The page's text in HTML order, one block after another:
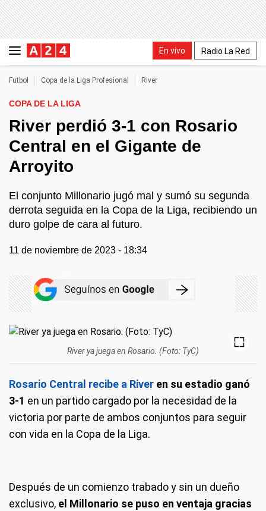
En vivo Radio La Red
Futbol Copa de la Liga Profesional River
COPA DE LA LIGA
River perdió 3-1 con Rosario
Central en el Gigante de
Arroyito
El conjunto Millonario jugó mal y sumó su segunda
derrota seguida en la Copa de la Liga, recibiendo un
duro golpe de cara al futuro.
11 de noviembre de 2023 - 18:34
River ya juega en Rosario. (Foto: TyC)
Rosario Central recibe a River en su estadio ganó
3-1 en un partido cargado por la necesidad de la
victoria por parte de ambos conjuntos para seguir
con vida en la Copa de la Liga.
Después de un comienzo trabado y sin un dueño
exclusivo, el Millonario se puso en ventaja gracias